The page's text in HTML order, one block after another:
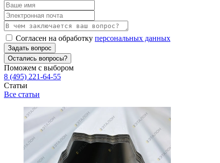
Согласен на обработку персональных данных
Задать вопрос
Остались вопросы?
Поможем с выбором
8 (495) 221-64-55
Статьи
Все статьи